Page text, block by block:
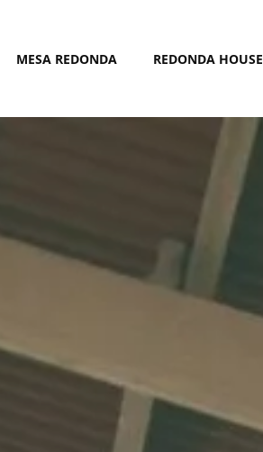
MESA REDONDA REDONDA HOUSE